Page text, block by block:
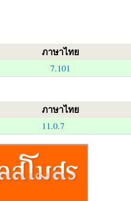
ภาษาไทย
7.101
ภาษาไทย
11.0.7